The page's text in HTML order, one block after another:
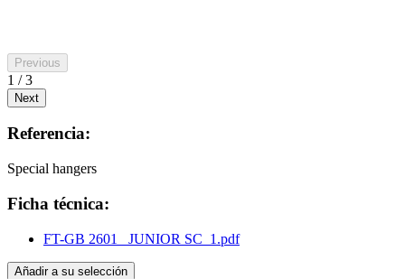
Previous
1 / 3
Next
Referencia:
Special hangers
Ficha técnica:
FT-GB 2601_ JUNIOR SC_1.pdf
Añadir a su selección